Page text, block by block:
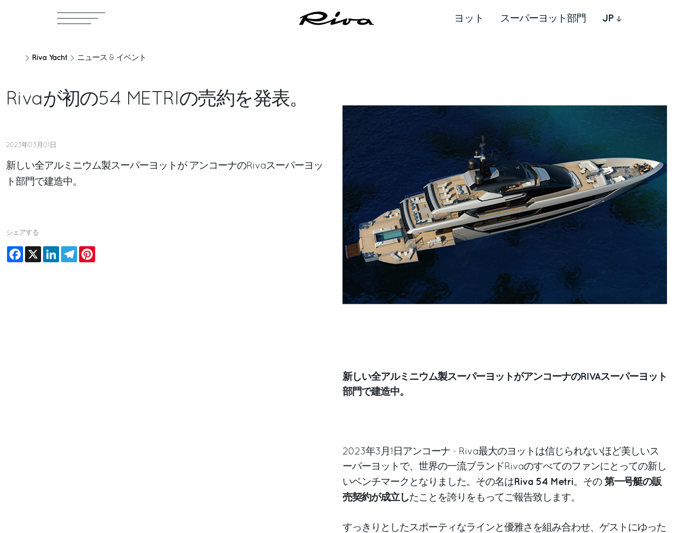
ヨット スーパーヨット部門 JP
Riva Yacht ニュース & イベント
Rivaが初の54 METRIの売約を発表。
2023年03月01日
新しい全アルミニウム製スーパーヨットが アンコーナのRivaスーパーヨッ
ト部門で建造中。
シェアする
Facebook
X LinkedInTelegram
新しい全アルミニウム製スーパーヨットがアンコーナのRIVAスーパーヨット
部門で建造中。
2023年3月1日アンコーナ - Riva最大のヨットは信じられないほど美しいス
ーパーヨットで、世界の一流ブランドRivaのすべてのファンにとっての新し
いベンチマークとなりました。その名は Riva 54 Metri。その 第一号艇の販
売契約が成立したことを誇りをもってご報告致します。
すっきりとしたスポーティなラインと優雅さを組み合わせ、ゲストにゆった